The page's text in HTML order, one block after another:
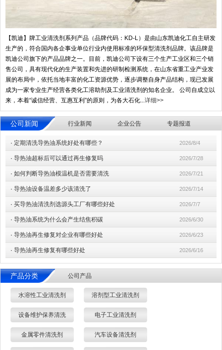
【凯迪】牌工业清洗剂系列产品（品牌代码：KD-L）是由山东凯迪化工自主研发
生产的，符合国内各企事业单位行业内使用标准的环保型清洗剂品牌。该品牌是
凯迪公司旗下的产品品牌之一。目前，凯迪公司下设有三个生产工业区和三个销
售公司，具有现代化的生产装置和先进的研制检测系统，在山东省重工业产业发
展的布局中，依托当地丰富的化工资源优势，逐步调整自身产品结构，现已发展
成为一家专业生产经营各类化工溶助剂及工业清洗剂的知名企业。 公司自成立以
来，本着“诚信经营、互惠互利”的原则，为各大石化... 详细>>
公司新闻 行业新闻 企业公告 专题报道
· 定期清洗导热油系统好处有哪些？ 2026/8/4
· 导热油超标后可以通过再生修复吗 2026/7/28
· 如何判断导热油模温机是否需要清洗 2026/7/21
· 导热油设备温差多少该清洗了 2026/7/14
· 买导热油清洗剂选源头工厂有哪些好处 2026/7/7
· 导热油系统为什么会产生结焦积碳 2026/6/30
· 导热油再生修复对企业有哪些好处 2026/6/23
· 导热油再生修复有哪些好处 2026/6/16
产品分类 公司产品
水溶性工业清洗剂 溶剂型工业清洗剂
设备维护保养清洗 电子工业清洗剂
金属零件清洗剂 汽车设备清洗剂